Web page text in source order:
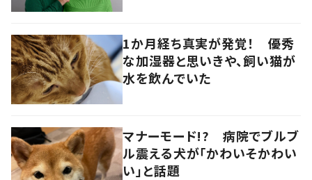
1か月経ち真実が発覚！ 優秀
な加湿器と思いきや、飼い猫が
水を飲んでいた
マナーモード!? 病院でブルブ
ル震える犬が「かわいそかわい
い」と話題